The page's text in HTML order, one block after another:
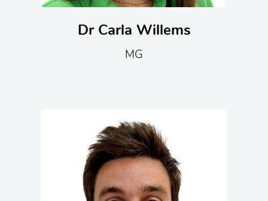
Dr Carla Willems
MG